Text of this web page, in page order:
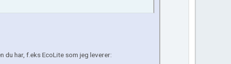
har, f.eks EcoLite som jeg leverer: